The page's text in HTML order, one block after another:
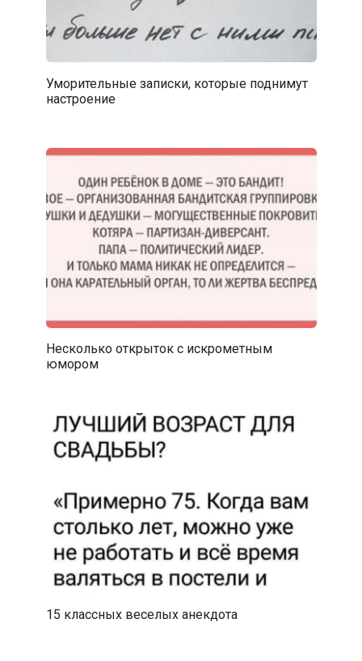
Уморительные записки, которые поднимут
настроение
Несколько открыток с искрометным
юмором
15 классных веселых анекдота